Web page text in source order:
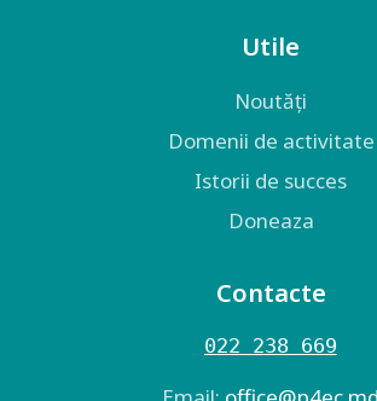
Utile
Noutăți
Domenii de activitate
Istorii de succes
Doneaza
Contacte
022 238 669